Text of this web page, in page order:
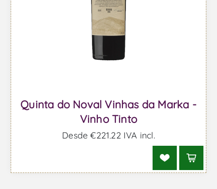
Quinta do Noval Vinhas da Marka -
Vinho Tinto
Desde €221,22 IVA incl.